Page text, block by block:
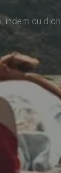
indem du